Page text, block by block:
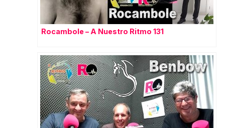
Rocambole – A Nuestro Ritmo 131